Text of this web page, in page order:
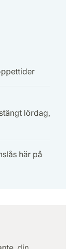
lördag,
här på